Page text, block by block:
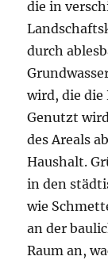
die in
durch
wird, die die
Genutzt
des Areals
Haushalt.
in den
wie
an der
Raum an,